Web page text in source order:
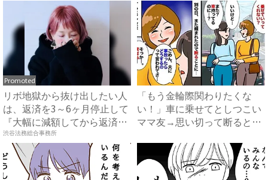
Promoted
リボ地獄から抜け出したい人
は、返済を3～6ヶ月停止して
『大幅に減額してから返済
す...
渋谷法務総合事務所
「もう金輪際関わりたくな
い！」車に乗せてとしつこい
ママ友→思い切って断ると…